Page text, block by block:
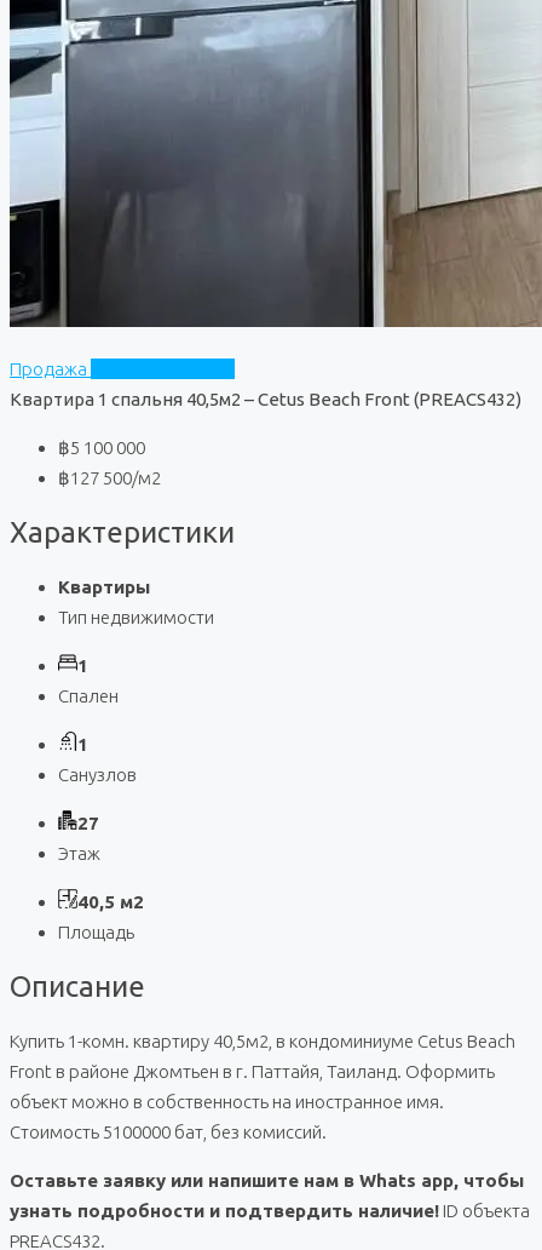
Продажа
Квартира 1 спальня 40,5м2 – Cetus Beach Front (PREACS432)
฿5 100 000
฿127 500/м2
Характеристики
Квартиры
Тип недвижимости
1
Спален
1
Санузлов
27
Этаж
40,5 м2
Площадь
Описание
Купить 1-комн. квартиру 40,5м2, в кондоминиуме Cetus Beach
Front в районе Джомтьен в г. Паттайя, Таиланд. Оформить
объект можно в собственность на иностранное имя.
Стоимость 5100000 бат, без комиссий.
Оставьте заявку или напишите нам в Whats app, чтобы
узнать подробности и подтвердить наличие! ID объекта
PREACS432.